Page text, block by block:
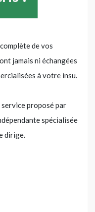
de vos
jamais ni échangées
à votre insu.
service proposé par
spécialisée
dirige.